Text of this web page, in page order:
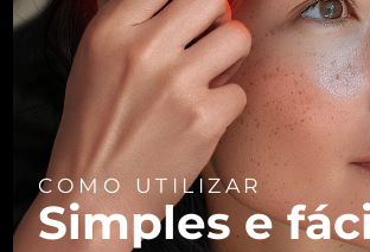
COMO UTILIZAR
Simples e